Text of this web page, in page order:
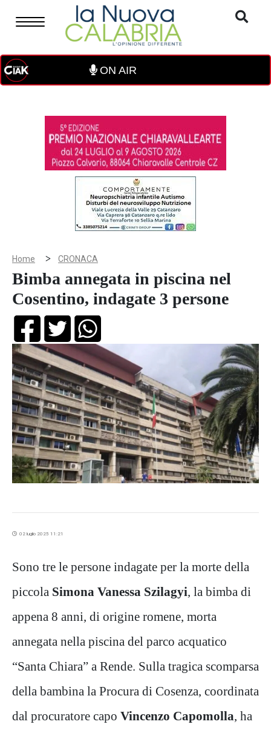
ON AIR
Home > CRONACA
Bimba annegata in piscina nel
Cosentino, indagate 3 persone
02 luglio 2025 11:21
Sono tre le persone indagate per la morte della
piccola Simona Vanessa Szilagyi, la bimba di
appena 8 anni, di origine romene, morta
annegata nella piscina del parco acquatico
“Santa Chiara” a Rende. Sulla tragica scomparsa
della bambina la Procura di Cosenza, coordinata
dal procuratore capo Vincenzo Capomolla, ha